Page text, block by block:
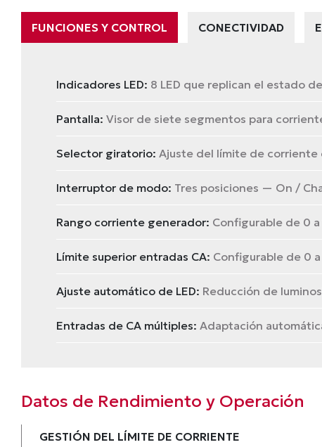
FUNCIONES Y CONTROL CONECTIVIDAD
Indicadores LED: 8 LED que replican el estado
Pantalla: Visor de siete segmentos para
Selector giratorio: Ajuste del límite de corriente
Interruptor de modo: Tres posiciones — On /
Rango corriente generador: Configurable de 0
Límite superior entradas CA: Configurable de 0
Ajuste automático de LED: Reducción de
Entradas de CA múltiples: Adaptación
Datos de Rendimiento y Operación
GESTIÓN DEL LÍMITE DE CORRIENTE